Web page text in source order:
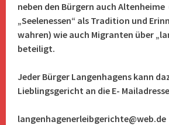
neben den Bürgern auch Altenheime
„Seelenessen“ als Tradition und
wahren) wie auch Migranten über
beteiligt.
Jeder Bürger Langenhagens kann
Lieblingsgericht an die E-
langenhagenerleibgerichte@web.de